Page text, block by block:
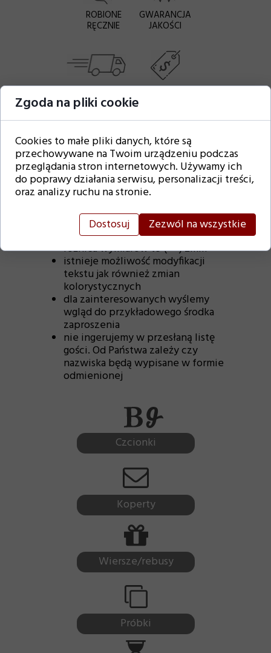
Czcionki
Wiersze/rebusy
Koperty
Próbki
UCZCIWA
GWARANCJA
DOSTAWY
GWARANCJA
JAKOŚCI
ROBIONE
RĘCZNIE
Uwaga:
kolory mogą delikatnie odbiegać
od tych we wzorze,
ponieważ może być to
spowodowane innymi
ustawieniami monitora
paleta barw CMYK
uwzględniona
różnica wymiarów to (+ -) 2mm
istnieje możliwość modyfikacji
tekstu jak również zmian
kolorystycznych
dla zainteresowanych wyślemy
wgląd do przykładowego środka
zaproszenia
nie ingerujemy w przesłaną listę
gości. Od Państwa zależy czy
nazwiska będą wypisane w formie
odmienionej
Zgoda na pliki cookie
Cookies to małe pliki danych, które są
przechowywane na Twoim urządzeniu podczas
przeglądania stron internetowych. Używamy ich
do poprawy działania serwisu, personalizacji treści,
oraz analizy ruchu na stronie.
Dostosuj
Zezwól na wszystkie